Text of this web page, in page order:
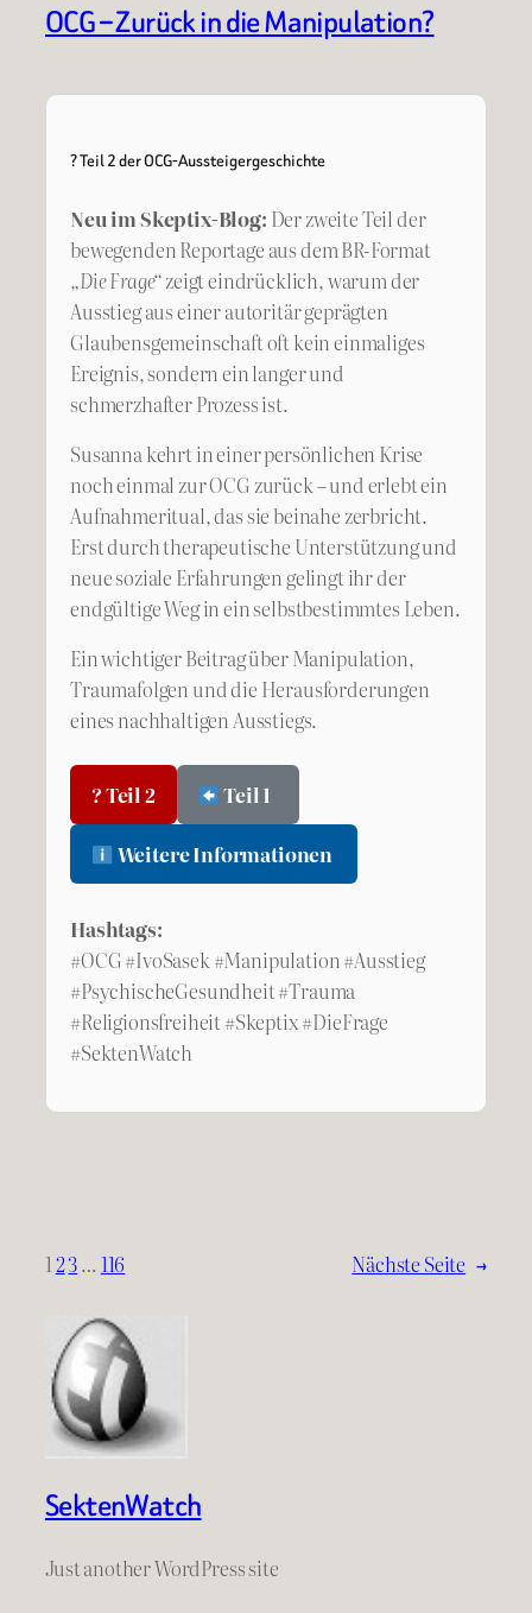
OCG – Zurück in die Manipulation?
? Teil 2 der OCG-Aussteigergeschichte
Neu im Skeptix-Blog: Der zweite Teil der
bewegenden Reportage aus dem BR-Format
„Die Frage“zeigt eindrücklich, warum der
Ausstieg aus einer autoritär geprägten
Glaubensgemeinschaft oft kein einmaliges
Ereignis, sondern ein langer und
schmerzhafter Prozess ist.
Susanna kehrt in einer persönlichen Krise
noch einmal zur OCG zurück – und erlebt ein
Aufnahmeritual, das sie beinahe zerbricht.
Erst durch therapeutische Unterstützung und
neue soziale Erfahrungen gelingt ihr der
endgültige Weg in ein selbstbestimmtes Leben.
Ein wichtiger Beitrag über Manipulation,
Traumafolgen und die Herausforderungen
eines nachhaltigen Ausstiegs.
? Teil 2 Teil 1
Weitere Informationen
Hashtags:
#OCG #IvoSasek #Manipulation #Ausstieg
#PsychischeGesundheit #Trauma
#Religionsfreiheit #Skeptix #DieFrage
#SektenWatch
1 23… 116 Nächste Seite →
SektenWatch
Just another WordPress site